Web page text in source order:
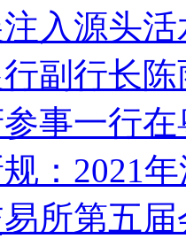
注入源头
副行长
事一行
：2021
所第五